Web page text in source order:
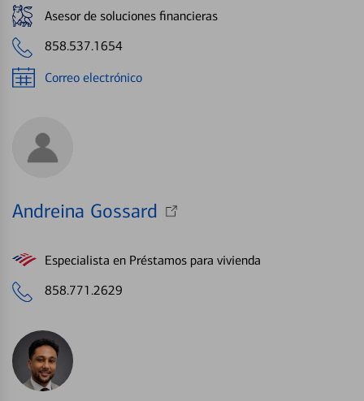
Asesor de soluciones financieras
858.537.1654
Correo electrónico
Andreina Gossard
Especialista en Préstamos para vivienda
858.771.2629